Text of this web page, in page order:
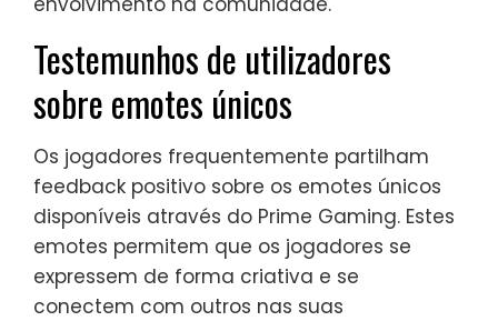
Testemunhos de utilizadores
sobre emotes únicos
Os jogadores frequentemente partilham
feedback positivo sobre os emotes únicos
disponíveis através do Prime Gaming. Estes
emotes permitem que os jogadores se
expressem de forma criativa e se
conectem com outros nas suas